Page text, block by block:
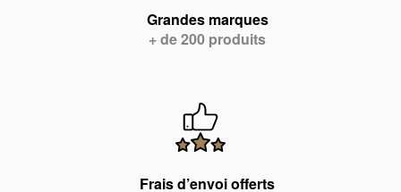
Grandes marques
+ de 200 produits
Frais d’envoi offerts